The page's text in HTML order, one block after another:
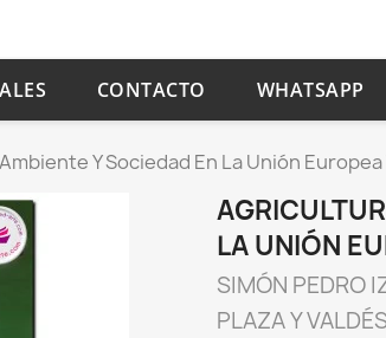
CONTACTO WHATSAPP
Y Sociedad En La Unión Europea
LA UNIÓN
SIMÓN PEDRO
PLAZA Y